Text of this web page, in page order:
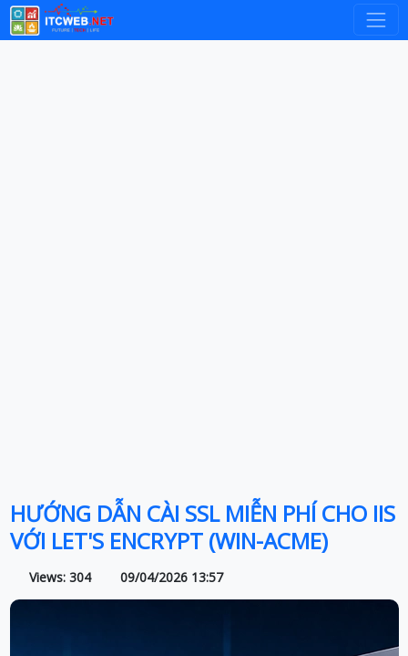
HƯỚNG DẪN CÀI SSL MIỄN PHÍ CHO IIS
VỚI LET'S ENCRYPT (WIN-ACME)
Views: 304 09/04/2026 13:57